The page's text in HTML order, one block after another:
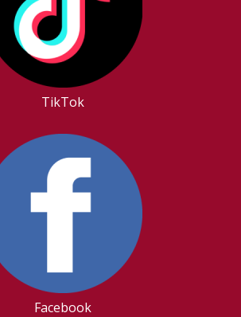
TikTok
Facebook